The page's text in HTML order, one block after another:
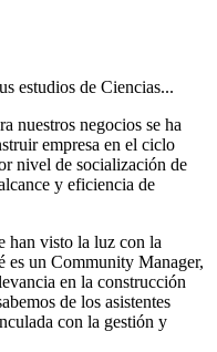
estudios de Ciencias...
nuestros negocios se ha
empresa en el ciclo
nivel de socialización de
y eficiencia de
han visto la luz con la
es un Community Manager,
en la construcción
de los asistentes
con la gestión y